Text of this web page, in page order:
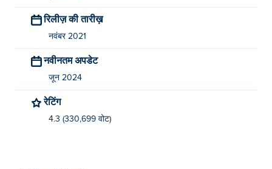
रिलीज़ की तारीख़
नवंबर 2021
नवीनतम अपडेट
जून 2024
रेटिंग
4.3 (330,699 वोट)